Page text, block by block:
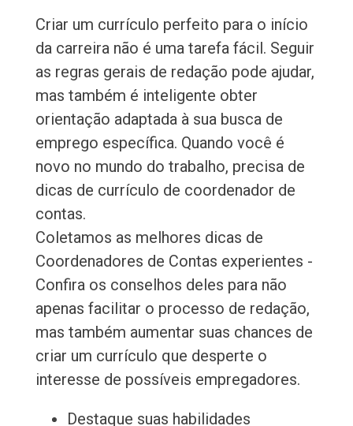
Criar um currículo perfeito para o início
da carreira não é uma tarefa fácil. Seguir
as regras gerais de redação pode ajudar,
mas também é inteligente obter
orientação adaptada à sua busca de
emprego específica. Quando você é
novo no mundo do trabalho, precisa de
dicas de currículo de coordenador de
contas.
Coletamos as melhores dicas de
Coordenadores de Contas experientes -
Confira os conselhos deles para não
apenas facilitar o processo de redação,
mas também aumentar suas chances de
criar um currículo que desperte o
interesse de possíveis empregadores.
Destaque suas habilidades